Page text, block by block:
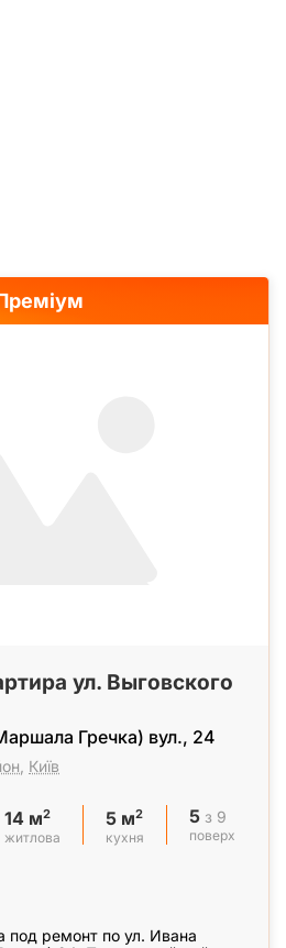
ул. Выговского
Гречка) вул., 24
Київ
14 м2
житлова
5 м2
кухня
5 з 9
поверх
под ремонт по ул. Ивана